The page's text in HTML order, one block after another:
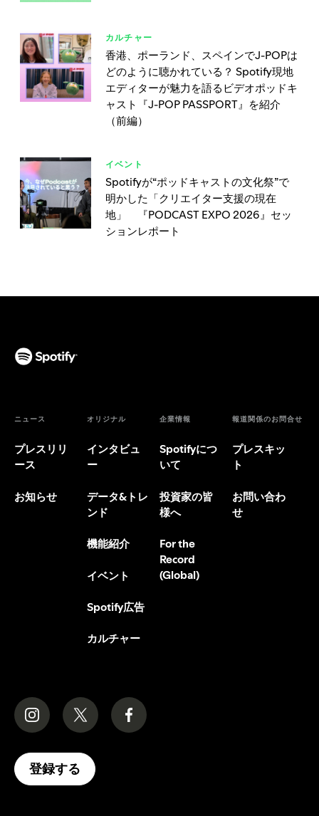
カルチャー
香港、ポーランド、スペインでJ-POPは
どのように聴かれている？ Spotify現地
エディターが魅力を語るビデオポッドキ
ャスト『J-POP PASSPORT』を紹介
（前編）
イベント
Spotifyが“ポッドキャストの文化祭”で
明かした「クリエイター支援の現在
地」 『PODCAST EXPO 2026』セッ
ションレポート
ニュース
プレスリリ
ース
お知らせ
オリジナル
インタビュ
ー
データ&トレ
ンド
機能紹介
イベント
Spotify広告
カルチャー
企業情報
Spotifyにつ
いて
投資家の皆
様へ
For the
Record
(Global)
報道関係のお問合せ
プレスキッ
ト
お問い合わ
せ
登録する